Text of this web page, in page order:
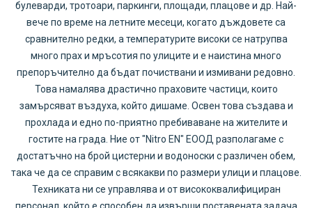
булеварди, тротоари, паркинги, площади, плацове и др. Най-
вече по време на летните месеци, когато дъждовете са
сравнително редки, а температурите високи се натрупва
много прах и мръсотия по улиците и е наистина много
препоръчително да бъдат почиствани и измивани редовно.
Това намалява драстично праховите частици, които
замърсяват въздуха, който дишаме. Освен това създава и
прохлада и едно по-приятно пребиваване на жителите и
гостите на града. Ние от "Nitro EN" ЕООД разполагаме с
достатъчно на брой цистерни и водоноски с различен обем,
така че да се справим с всякакви по размери улици и плацове.
Техниката ни се управлява и от висококвалифициран